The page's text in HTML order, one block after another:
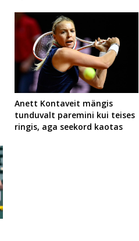
Anett Kontaveit mängis
tunduvalt paremini kui teises
ringis, aga seekord kaotas